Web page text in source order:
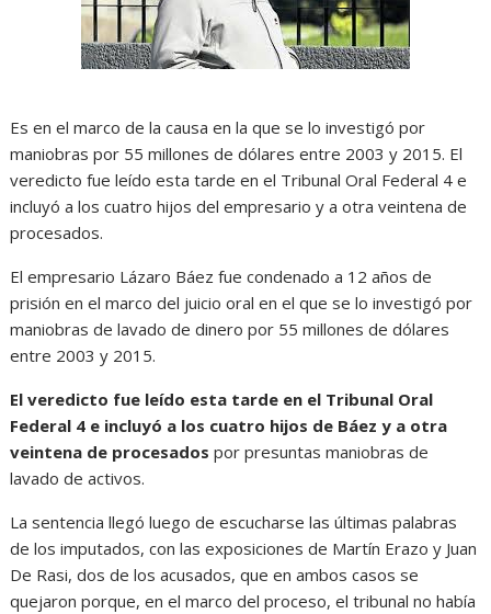
Es en el marco de la causa en la que se lo investigó por
maniobras por 55 millones de dólares entre 2003 y 2015. El
veredicto fue leído esta tarde en el Tribunal Oral Federal 4 e
incluyó a los cuatro hijos del empresario y a otra veintena de
procesados.
El empresario Lázaro Báez fue condenado a 12 años de
prisión en el marco del juicio oral en el que se lo investigó por
maniobras de lavado de dinero por 55 millones de dólares
entre 2003 y 2015.
El veredicto fue leído esta tarde en el Tribunal Oral
Federal 4 e incluyó a los cuatro hijos de Báez y a otra
veintena de procesados por presuntas maniobras de
lavado de activos.
La sentencia llegó luego de escucharse las últimas palabras
de los imputados, con las exposiciones de Martín Erazo y Juan
De Rasi, dos de los acusados, que en ambos casos se
quejaron porque, en el marco del proceso, el tribunal no había